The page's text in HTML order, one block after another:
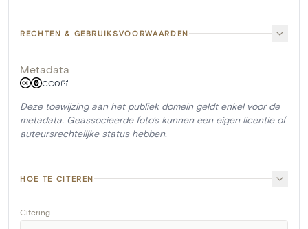
RECHTEN & GEBRUIKSVOORWAARDEN
Metadata
CC0
Deze toewijzing aan het publiek domein geldt enkel voor de
metadata. Geassocieerde foto's kunnen een eigen licentie of
auteursrechtelijke status hebben.
HOE TE CITEREN
Citering